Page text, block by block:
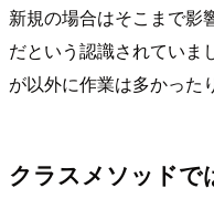
新規の場合はそこまで影
だという認識されてい
が以外に作業は多かった
クラスメソッドで